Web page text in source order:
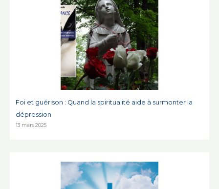
Foi et guérison : Quand la spiritualité aide à surmonter la
dépression
13 mars 2025